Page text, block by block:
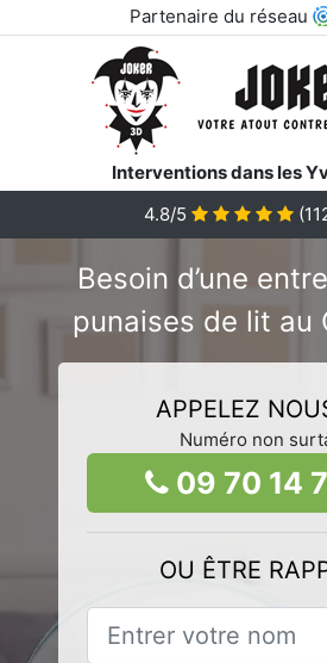
Partenaire du réseau
Interventions dans les
4.8/5
(
Besoin d’une
punaises de lit au
APPELEZ
Numéro non
09 70 14
OU ÊTRE